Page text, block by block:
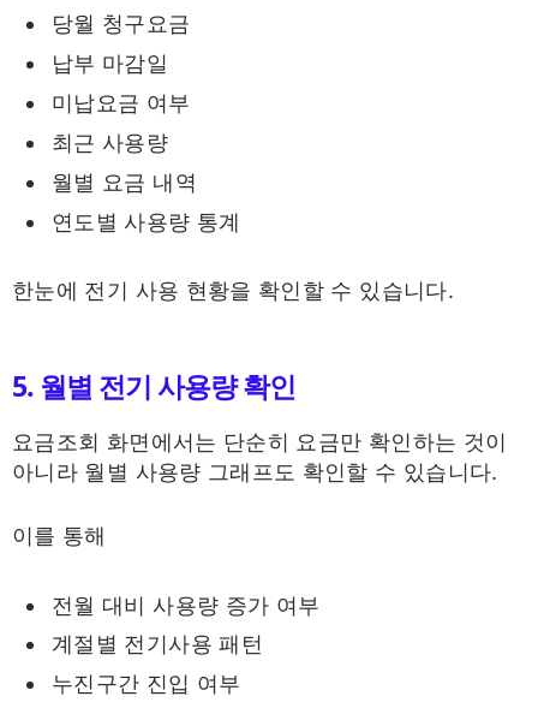
당월 청구요금
납부 마감일
미납요금 여부
최근 사용량
월별 요금 내역
연도별 사용량 통계
한눈에 전기 사용 현황을 확인할 수 있습니다.
5. 월별 전기 사용량 확인
요금조회 화면에서는 단순히 요금만 확인하는 것이
아니라 월별 사용량 그래프도 확인할 수 있습니다.
이를 통해
전월 대비 사용량 증가 여부
계절별 전기사용 패턴
누진구간 진입 여부